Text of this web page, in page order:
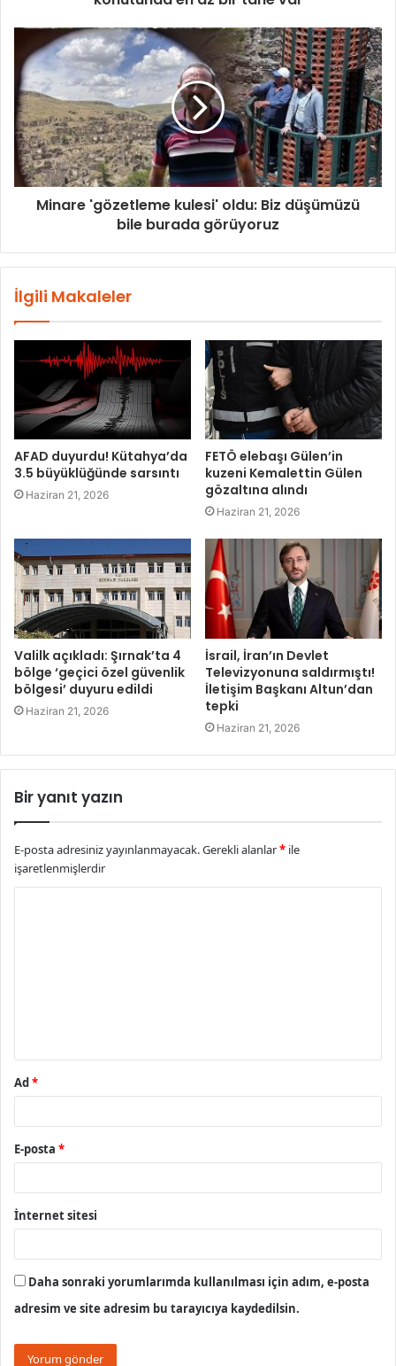
Minare 'gözetleme kulesi' oldu: Biz düşümüzü
bile burada görüyoruz
İlgili Makaleler
AFAD duyurdu! Kütahya’da
3.5 büyüklüğünde sarsıntı
Haziran 21, 2026
FETÖ elebaşı Gülen’in
kuzeni Kemalettin Gülen
gözaltına alındı
Haziran 21, 2026
Valilk açıkladı: Şırnak’ta 4
bölge ‘geçici özel güvenlik
bölgesi’ duyuru edildi
Haziran 21, 2026
İsrail, İran’ın Devlet
Televizyonuna saldırmıştı!
İletişim Başkanı Altun’dan
tepki
Haziran 21, 2026
Bir yanıt yazın
E-posta adresiniz yayınlanmayacak.Gerekli alanlar* ile
işaretlenmişlerdir
Ad*
E-posta *
İnternet sitesi
Daha sonraki yorumlarımda kullanılması için adım, e-posta
adresim ve site adresim bu tarayıcıya kaydedilsin.